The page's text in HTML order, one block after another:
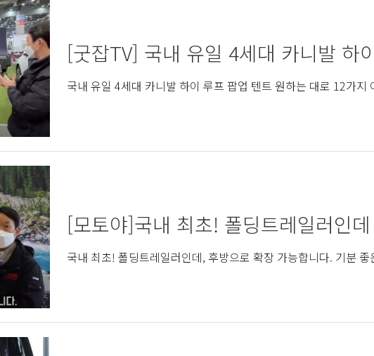
[굿잡TV] 국내 유일 4세대 카니발 하
국내 유일 4세대 카니발 하이 루프 팝업 텐트 원하는 대로 12가
[모토야]국내 최초! 폴딩트레일러인
국내 최초! 폴딩트레일러인데, 후방으로 확장 가능합니다. 기분